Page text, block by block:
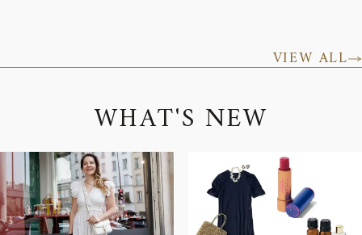
VIEW ALL
WHAT'S NEW